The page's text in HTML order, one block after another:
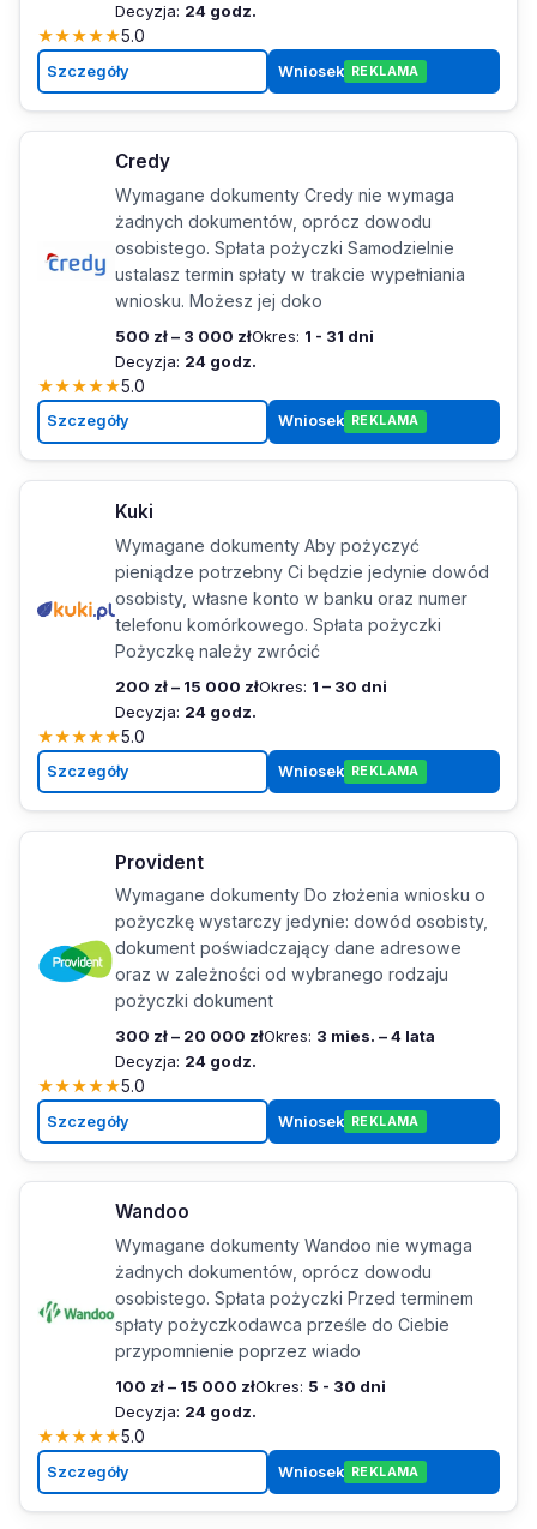
Decyzja: 24 godz.
★★★★★5.0
Szczegóły Wniosek REKLAMA
Credy
Wymagane dokumenty Credy nie wymaga
żadnych dokumentów, oprócz dowodu
osobistego. Spłata pożyczki Samodzielnie
ustalasz termin spłaty w trakcie wypełniania
wniosku. Możesz jej doko
500 zł – 3 000 złOkres: 1 - 31 dni
Decyzja: 24 godz.
★★★★★5.0
Szczegóły Wniosek REKLAMA
Kuki
Wymagane dokumenty Aby pożyczyć
pieniądze potrzebny Ci będzie jedynie dowód
osobisty, własne konto w banku oraz numer
telefonu komórkowego. Spłata pożyczki
Pożyczkę należy zwrócić
200 zł – 15 000 złOkres: 1 – 30 dni
Decyzja: 24 godz.
★★★★★5.0
Szczegóły Wniosek REKLAMA
Provident
Wymagane dokumenty Do złożenia wniosku o
pożyczkę wystarczy jedynie: dowód osobisty,
dokument poświadczający dane adresowe
oraz w zależności od wybranego rodzaju
pożyczki dokument
300 zł – 20 000 złOkres: 3 mies. – 4 lata
Decyzja: 24 godz.
★★★★★5.0
Szczegóły Wniosek REKLAMA
Wandoo
Wymagane dokumenty Wandoo nie wymaga
żadnych dokumentów, oprócz dowodu
osobistego. Spłata pożyczki Przed terminem
spłaty pożyczkodawca prześle do Ciebie
przypomnienie poprzez wiado
100 zł – 15 000 złOkres: 5 - 30 dni
Decyzja: 24 godz.
★★★★★5.0
Szczegóły Wniosek REKLAMA